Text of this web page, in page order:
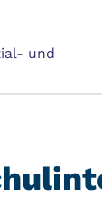
und